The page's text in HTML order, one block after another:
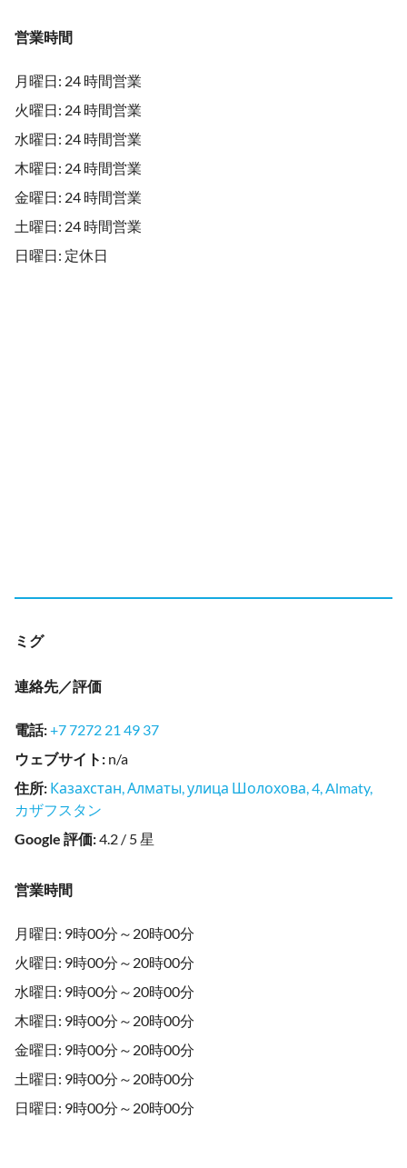
営業時間
月曜日: 24 時間営業
火曜日: 24 時間営業
水曜日: 24 時間営業
木曜日: 24 時間営業
金曜日: 24 時間営業
土曜日: 24 時間営業
日曜日: 定休日
ミグ
連絡先／評価
電話:+7 7272 21 49 37
ウェブサイト : n/a
住所: Казахстан, Алматы, улица Шолохова, 4, Almaty,
カザフスタン
Google 評価:4.2 / 5 星
営業時間
月曜日: 9時00分～20時00分
火曜日: 9時00分～20時00分
水曜日: 9時00分～20時00分
木曜日: 9時00分～20時00分
金曜日: 9時00分～20時00分
土曜日: 9時00分～20時00分
日曜日: 9時00分～20時00分